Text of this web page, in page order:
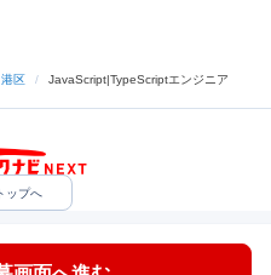
港区 / JavaScript|TypeScriptエンジニア
ップへ
問い合わせ